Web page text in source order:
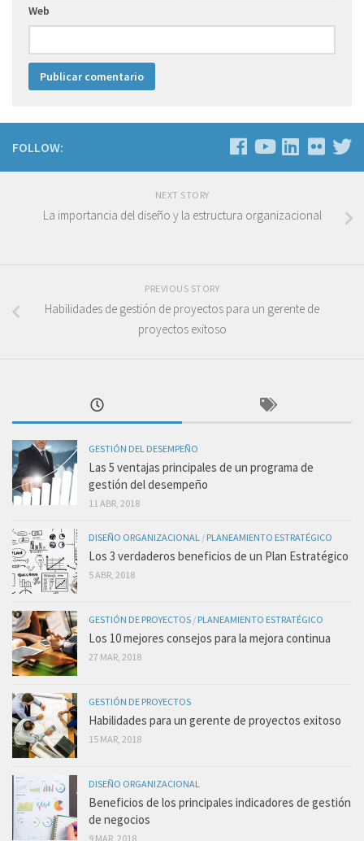
Web
FOLLOW:
NEXT STORY
La importancia del diseño y la estructura organizacional
PREVIOUS STORY
Habilidades de gestión de proyectos para un gerente de
proyectos exitoso
GESTIÓN DEL DESEMPEÑO
Las 5 ventajas principales de un programa de
gestión del desempeño
11 ABR, 2018
DISEÑO ORGANIZACIONAL / PLANEAMIENTO ESTRATÉGICO
Los 3 verdaderos beneficios de un Plan Estratégico
5 ABR, 2018
GESTIÓN DE PROYECTOS / PLANEAMIENTO ESTRATÉGICO
Los 10 mejores consejos para la mejora continua
27 MAR, 2018
GESTIÓN DE PROYECTOS
Habilidades para un gerente de proyectos exitoso
15 MAR, 2018
DISEÑO ORGANIZACIONAL
Beneficios de los principales indicadores de gestión
de negocios
9 MAR, 2018